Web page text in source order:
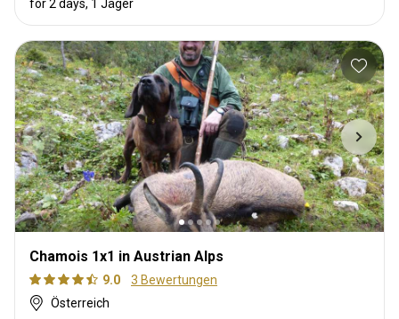
for 2 days, 1 Jäger
Chamois 1x1 in Austrian Alps
9.0
3 Bewertungen
Österreich